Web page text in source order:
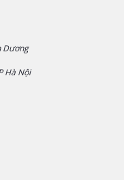
Dương
Hà Nội